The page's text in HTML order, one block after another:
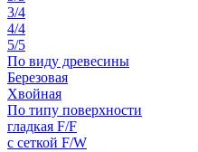
3/4
4/4
5/5
По виду древесины
Березовая
Хвойная
По типу поверхности
гладкая F/F
с сеткой F/W